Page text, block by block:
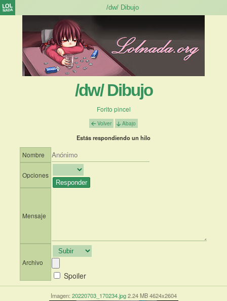
/dw/ Dibujo
Forito pincel
Volver Abajo
Estás respondiendo un hilo
Nombre
Opciones
Mensaje
Archivo
Spoiler
Imagen: 20220703_170234.jpg 2.24 MB 4624x2604